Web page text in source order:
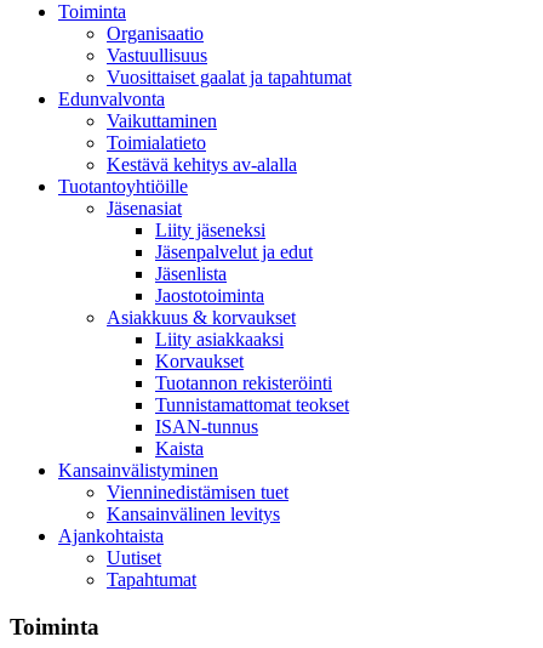
Toiminta
Organisaatio
Vastuullisuus
Vuosittaiset gaalat ja tapahtumat
Edunvalvonta
Vaikuttaminen
Toimialatieto
Kestävä kehitys av-alalla
Tuotantoyhtiöille
Jäsenasiat
Liity jäseneksi
Jäsenpalvelut ja edut
Jäsenlista
Jaostotoiminta
Asiakkuus & korvaukset
Liity asiakkaaksi
Korvaukset
Tuotannon rekisteröinti
Tunnistamattomat teokset
ISAN-tunnus
Kaista
Kansainvälistyminen
Vienninedistämisen tuet
Kansainvälinen levitys
Ajankohtaista
Uutiset
Tapahtumat
Toiminta